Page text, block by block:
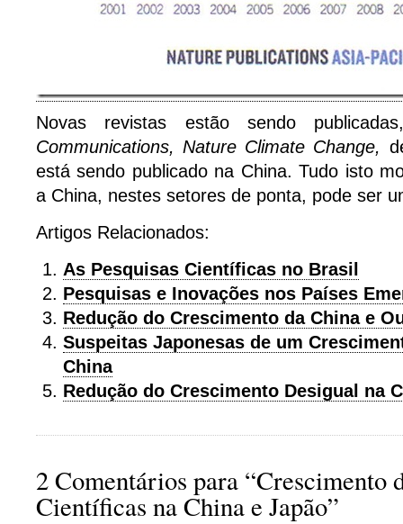
Novas revistas estão sendo
Communications, Nature Climate Change,
está sendo publicado na China. Tudo isto
a China, nestes setores de ponta, pode ser
Artigos Relacionados:
As Pesquisas Científicas no Brasil
Pesquisas e Inovações nos Países
Redução do Crescimento da China e
Suspeitas Japonesas de um
China
Redução do Crescimento Desigual na
2 Comentários para “Crescimento
Científicas na China e Japão”